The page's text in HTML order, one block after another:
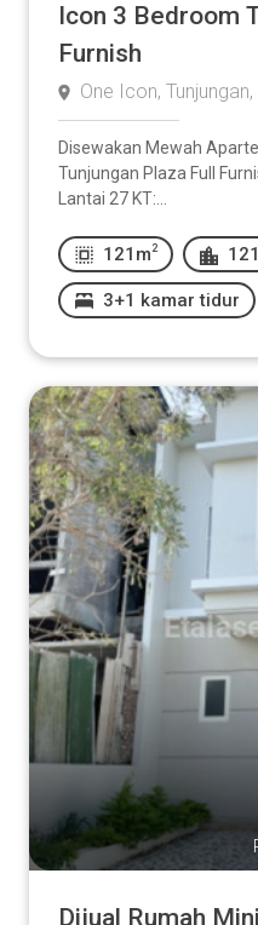
Icon 3 Bedroom
Furnish
One Icon,
Disewakan Mewah
Tunjungan Plaza Full
Lantai 27 KT:...
121m 2
3+1 kamar tidur
Dijual Rumah